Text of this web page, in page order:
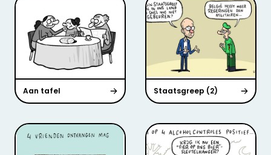
Aan tafel Staatsgreep (2)